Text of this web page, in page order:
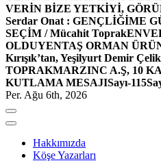
VERİN BİZE YETKİYİ,
Serdar Onat : GENÇLİĞİME
SEÇİM / Mücahit Toprak
OLDUYENTAŞ ORMAN
Kırışık’tan, Yeşilyurt Demir
TOPRAKMARZINC A.Ş, 10
KUTLAMA MESAJISayı-115
Per. Ağu 6th, 2026
Hakkımızda
Köşe Yazarları